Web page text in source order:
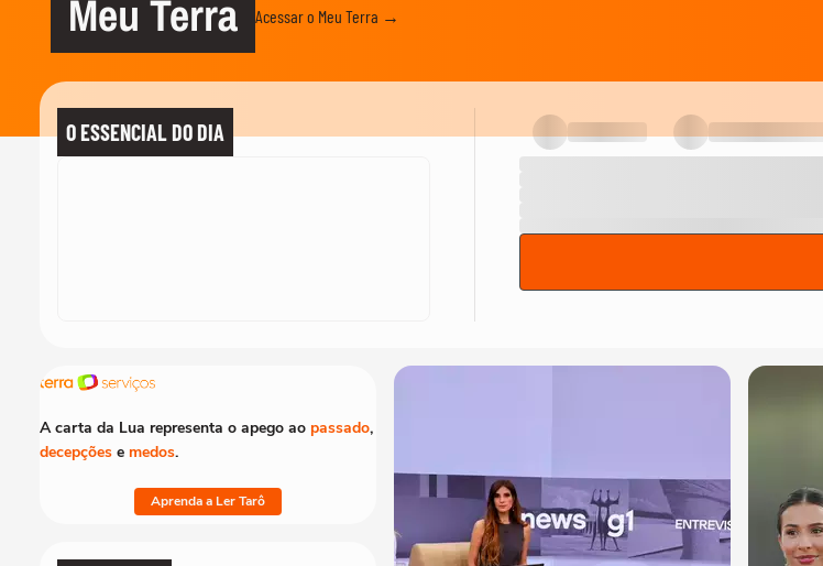
Meu Terra Acessar o Meu Terra →
O ESSENCIAL DO DIA
A carta da Lua representa o apego ao passado,
decepções e medos.
Aprenda a Ler Tarô